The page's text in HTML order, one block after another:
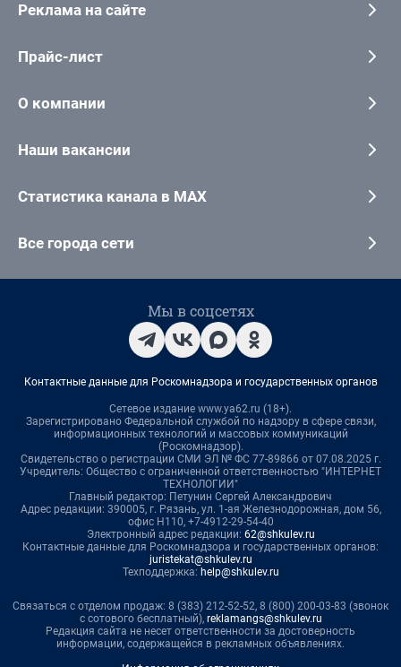
Реклама на сайте
Прайс-лист
О компании
Наши вакансии
Статистика канала в MAX
Все города сети
Мы в соцсетях
Контактные данные для Роскомнадзора и государственных органов
Сетевое издание www.ya62.ru (18+).
Зарегистрировано Федеральной службой по надзору в сфере связи,
информационных технологий и массовых коммуникаций
(Роскомнадзор).
Свидетельство о регистрации СМИ ЭЛ № ФС 77-89866 от 07.08.2025 г.
Учредитель: Общество с ограниченной ответственностью "ИНТЕРНЕТ
ТЕХНОЛОГИИ"
Главный редактор: Петунин Сергей Александрович
Адрес редакции: 390005, г. Рязань, ул. 1-ая Железнодорожная, дом 56,
офис Н110, +7-4912-29-54-40
Электронный адрес редакции: 62@shkulev.ru
Контактные данные для Роскомнадзора и государственных органов:
juristekat@shkulev.ru
Техподдержка: help@shkulev.ru
Связаться с отделом продаж: 8 (383) 212-52-52, 8 (800) 200-03-83 (звонок
с сотового бесплатный), reklamangs@shkulev.ru
Редакция сайта не несет ответственности за достоверность
информации, содержащейся в рекламных объявлениях.